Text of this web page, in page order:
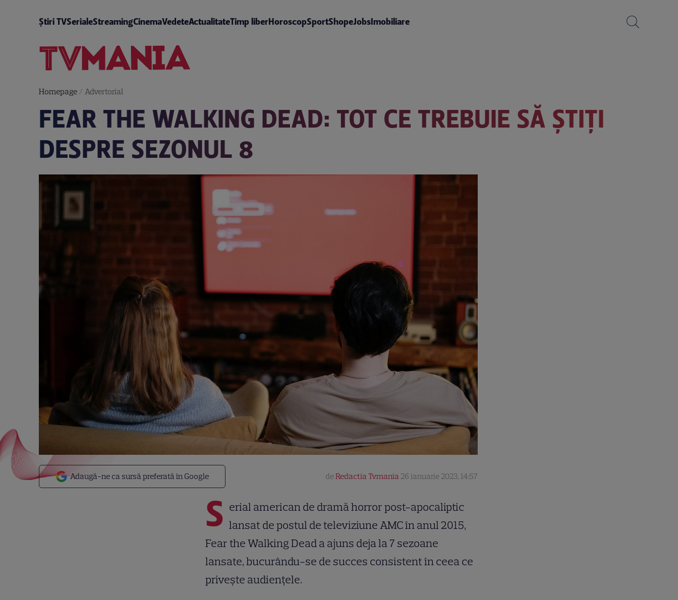
Știri TVSerialeStreamingCinemaVedeteActualitateTimp liberHoroscopSportShopeJobsImobiliare
Homepage/ Advertorial
FEAR THE WALKING DEAD: TOT CE TREBUIE SĂ ȘTIȚI
DESPRE SEZONUL 8
Adaugă-ne ca sursă preferată în Google deRedactia Tvmania 26 ianuarie 2023, 14:57
S erial american de dramă horror post-apocaliptic
lansat de postul de televiziune AMC în anul 2015,
Fear the Walking Dead a ajuns deja la 7 sezoane
lansate, bucurându-se de succes consistent în ceea ce
privește audiențele.